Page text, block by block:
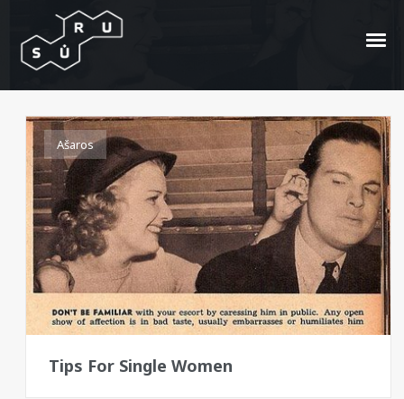
1938
Ašaros
Tips For Single Women